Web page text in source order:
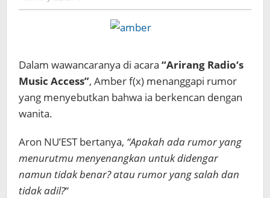
Koreanindo
Dalam wawancaranya di acara “Arirang Radio‘s
Music Access”, Amber f(x) menanggapi rumor
yang menyebutkan bahwa ia berkencan dengan
wanita.
Aron NU’EST bertanya, “Apakah ada rumor yang
menurutmu menyenangkan untuk didengar
namun tidak benar? atau rumor yang salah dan
tidak adil?“